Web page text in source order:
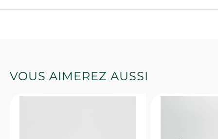
VOUS AIMEREZ AUSSI